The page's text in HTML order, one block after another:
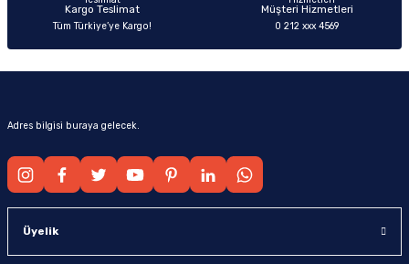
Kargo Teslimat
Tüm Türkiye’ye Kargo!
Müşteri Hizmetleri
0 212 xxx 4569
Adres bilgisi buraya gelecek.
Üyelik